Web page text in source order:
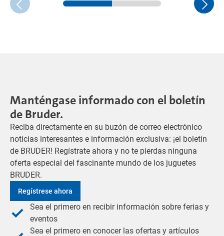
Manténgase informado con el boletín
de Bruder.
Reciba directamente en su buzón de correo electrónico
noticias interesantes e información exclusiva: ¡el boletín
de BRUDER! Regístrate ahora y no te pierdas ninguna
oferta especial del fascinante mundo de los juguetes
BRUDER.
Regístrese ahora
Sea el primero en recibir información sobre ferias y
eventos
Sea el primero en conocer las ofertas y artículos